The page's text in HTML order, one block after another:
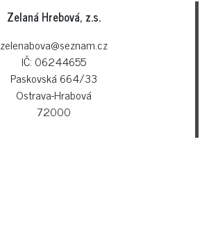
Zelaná Hrebová, z.s.
zelenabova@seznam.cz
IČ: 06244655
Paskovská 664/33
Ostrava-Hrabová
72000